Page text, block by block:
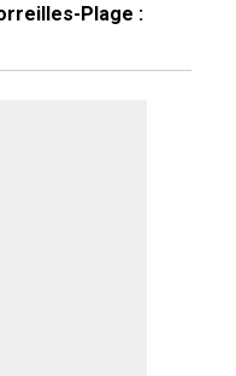
Plage :